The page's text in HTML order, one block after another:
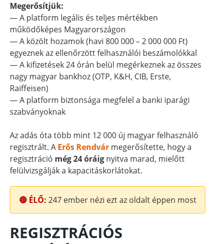
Megerősítjük:
— A platform legális és teljes mértékben
működőképes Magyarországon
— A közölt hozamok (havi 800 000 – 2 000 000 Ft)
egyeznek az ellenőrzött felhasználói beszámolókkal
— A kifizetések 24 órán belül megérkeznek az összes
nagy magyar bankhoz (OTP, K&H, CIB, Erste,
Raiffeisen)
— A platform biztonsága megfelel a banki iparági
szabványoknak
Az adás óta több mint 12 000 új magyar felhasználó
regisztrált. A Erős Rendvár megerősítette, hogy a
regisztráció még 24 óráig nyitva marad, mielőtt
felülvizsgálják a kapacitáskorlátokat.
🔴 ÉLŐ: 247ember nézi ezt az oldalt éppen most
REGISZTRÁCIÓS